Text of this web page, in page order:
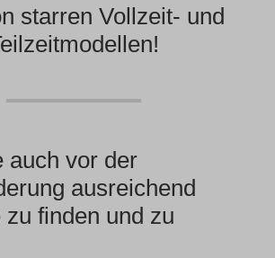
starren Vollzeit- und
auch vor der
ausreichend
finden und zu